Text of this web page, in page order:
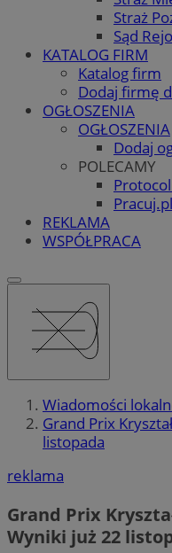
Straż
Sąd
KATALOG FIRM
Katalog firm
Dodaj firmę
OGŁOSZENIA
OGŁOSZENIA
Dodaj
POLECAMY
REKLAMA
WSPÓŁPRACA
Wiadomości
Grand Prix
listopada
reklama
Grand Prix
Wyniki już 22